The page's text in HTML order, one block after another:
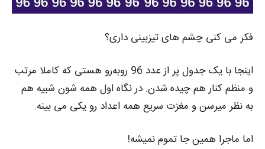
فکر می‌ کنی چشم‌ های تیزبینی داری؟
اینجا با یک جدول پر از عدد 96 روبه‌رو هستی که کاملا مرتب
و منظم کنار هم چیده شدن. در نگاه اول همه‌ شون شبیه هم
به نظر میرسن و مغزت سریع همه‌ اعداد رو یکی می بینه.
اما ماجرا همین‌ جا تموم نمیشه!